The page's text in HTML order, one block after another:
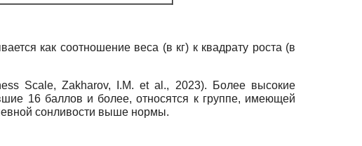
как соотношение веса (в кг) к квадрату роста (в
Scale, Zakharov, I.M.et al ., 2023). Более высокие
16 баллов и более, относятся к группе, имеющей
сонливости выше нормы.